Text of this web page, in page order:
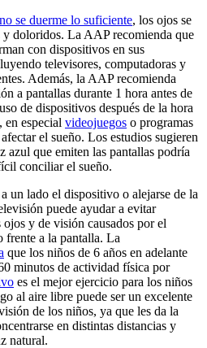
no se duerme lo suficiente​, los ojos se
y doloridos. La AAP recomienda que
con dispositivos en sus
televisores, computadoras y
Además, la AAP recomienda
a pantallas durante 1 hora antes de
de dispositivos después de la hora
en especial videojuegos o programas
el sueño. Los estudios sugieren
azul que emiten las pantallas podría
conciliar el sueño.
un lado el dispositivo o alejarse de la
puede ayudar a evitar
ojos y de visión causados por el
frente a la pantalla. La
que los niños de 6 años en adelante
minutos de actividad física por
es el mejor ejercicio para los niños
al aire libre puede ser un excelente
de los niños, ya que les da la
en distintas distancias y
natural.